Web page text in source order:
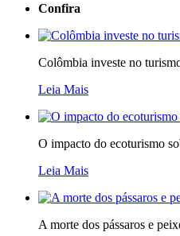
Confira
Colômbia investe no
Leia Mais
O impacto do ecoturismo
Leia Mais
A morte dos pássaros e